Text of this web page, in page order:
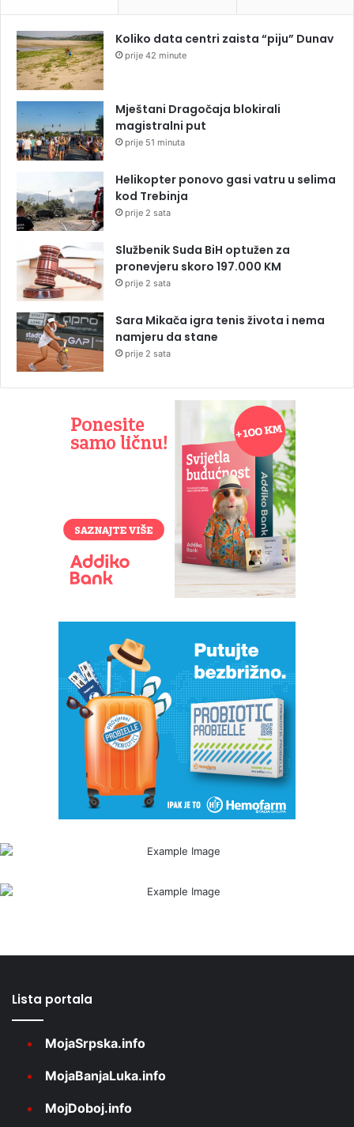
Koliko data centri zaista “piju” Dunav
prije 42 minute
Mještani Dragočaja blokirali
magistralni put
prije 51 minuta
Helikopter ponovo gasi vatru u selima
kod Trebinja
prije 2 sata
Službenik Suda BiH optužen za
pronevjeru skoro 197.000 KM
prije 2 sata
Sara Mikača igra tenis života i nema
namjeru da stane
prije 2 sata
Lista portala
MojaSrpska.info
MojaBanjaLuka.info
MojDoboj.info